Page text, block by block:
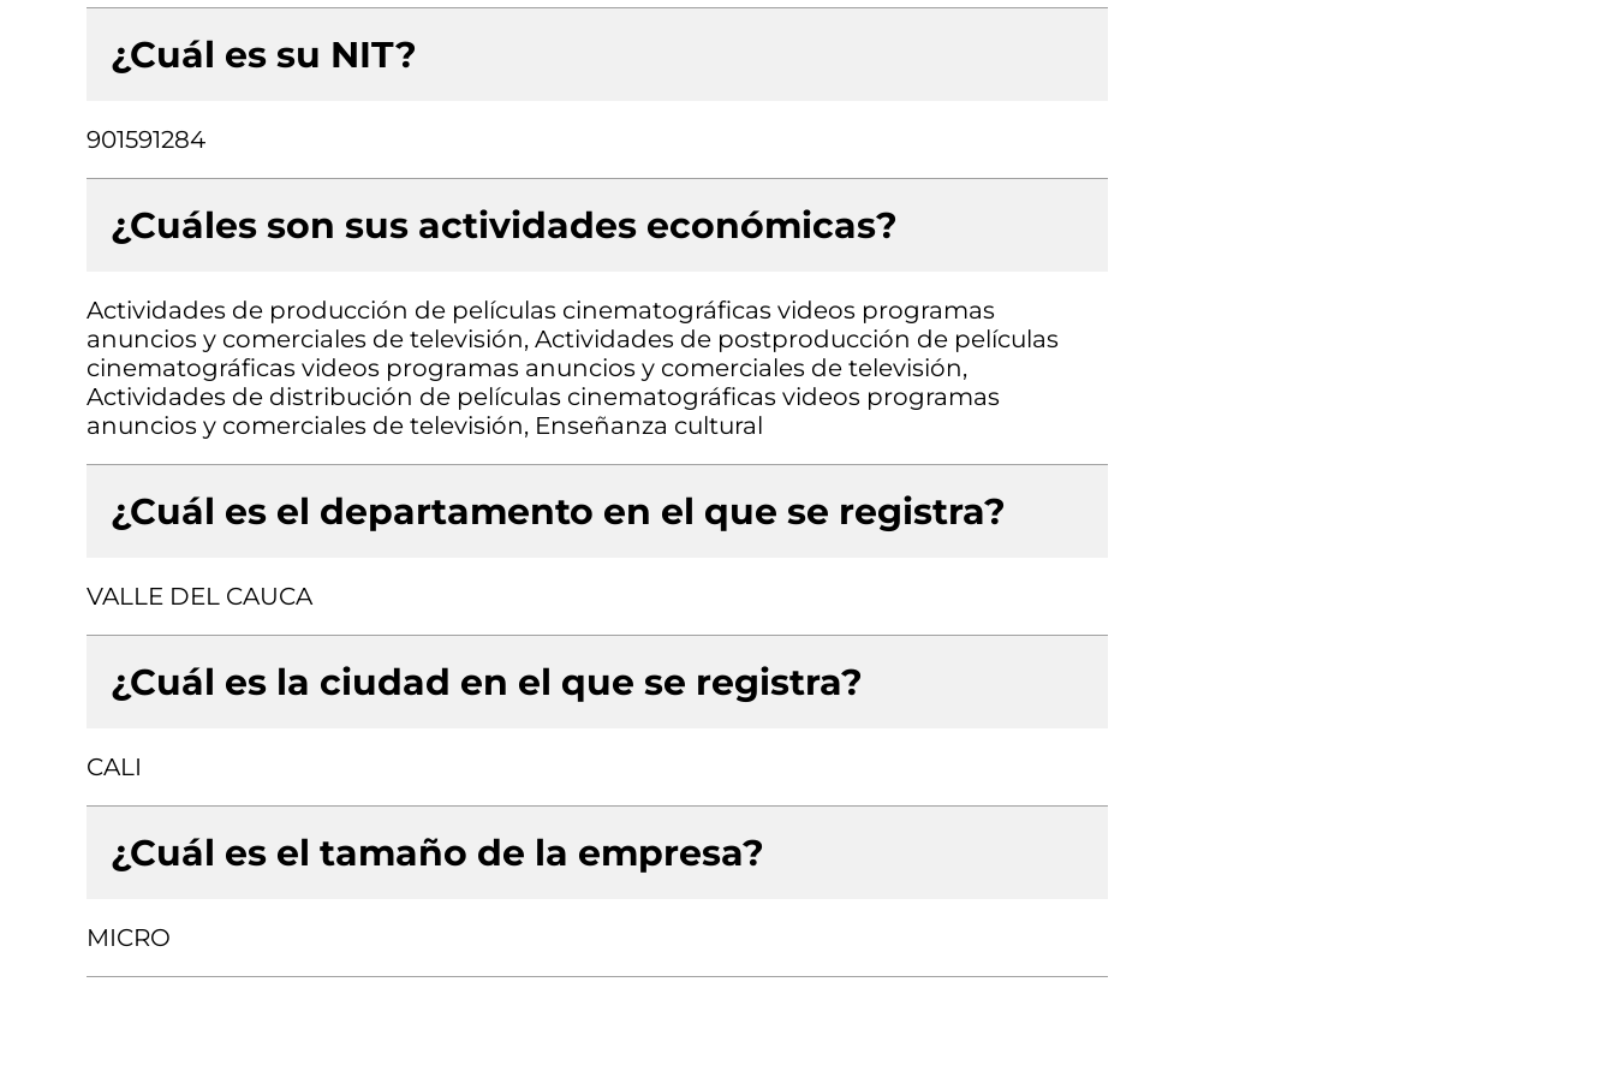
¿Cuál es su NIT?
901591284
¿Cuáles son sus actividades económicas?
Actividades de producción de películas cinematográficas videos programas
anuncios y comerciales de televisión, Actividades de postproducción de películas
cinematográficas videos programas anuncios y comerciales de televisión,
Actividades de distribución de películas cinematográficas videos programas
anuncios y comerciales de televisión, Enseñanza cultural
¿Cuál es el departamento en el que se registra?
VALLE DEL CAUCA
¿Cuál es la ciudad en el que se registra?
CALI
¿Cuál es el tamaño de la empresa?
MICRO